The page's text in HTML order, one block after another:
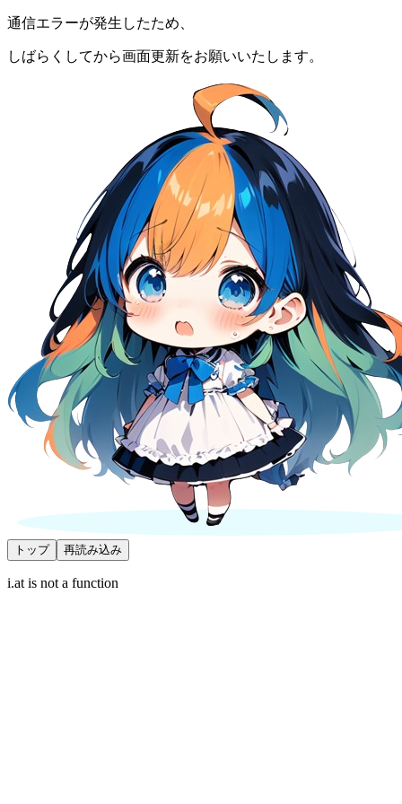
通信エラーが発生したため、
しばらくしてから画面更新をお願いいたします。
トップ 再読み込み
i.at is not a function